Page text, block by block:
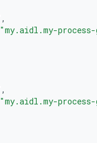
,
"my.aidl.my-process-
,
"my.aidl.my-process-